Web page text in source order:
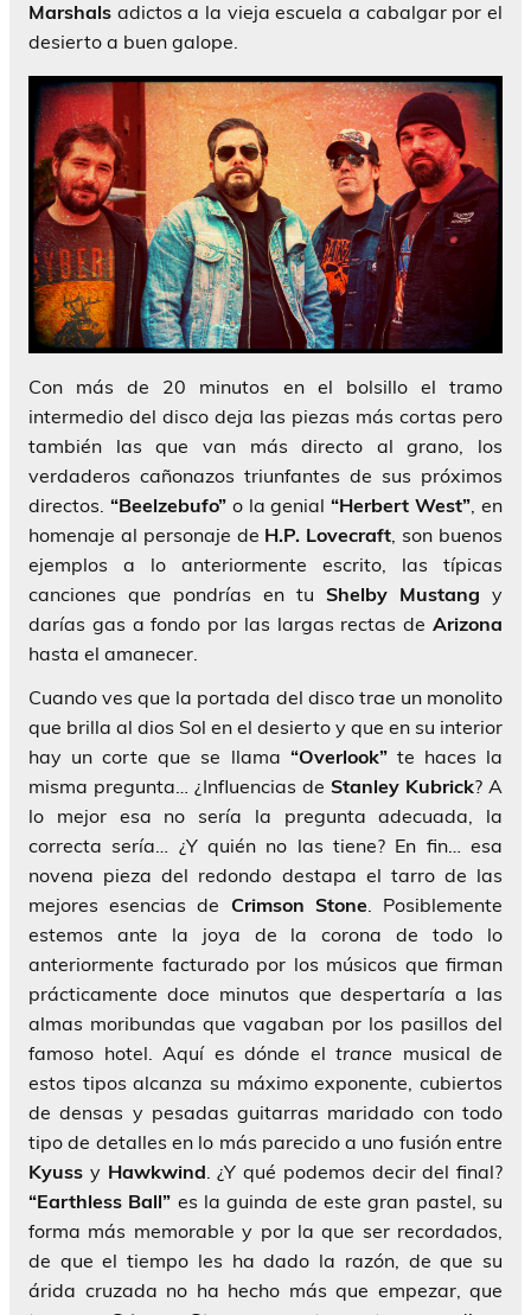
Marshals adictos a la vieja escuela a cabalgar por el
desierto a buen galope.
Con más de 20 minutos en el bolsillo el tramo
intermedio del disco deja las piezas más cortas pero
también las que van más directo al grano, los
verdaderos cañonazos triunfantes de sus próximos
directos. “Beelzebufo” o la genial“Herbert West”, en
homenaje al personaje de H.P. Lovecraft, son buenos
ejemplos a lo anteriormente escrito, las típicas
canciones que pondrías en tu Shelby Mustang y
darías gas a fondo por las largas rectas de Arizona
hasta el amanecer.
Cuando ves que la portada del disco trae un monolito
que brilla al dios Sol en el desierto y que en su interior
hay un corte que se llama “Overlook” te haces la
misma pregunta… ¿Influencias de Stanley Kubrick? A
lo mejor esa no sería la pregunta adecuada, la
correcta sería… ¿Y quién no las tiene? En fin… esa
novena pieza del redondo destapa el tarro de las
mejores esencias de Crimson Stone. Posiblemente
estemos ante la joya de la corona de todo lo
anteriormente facturado por los músicos que firman
prácticamente doce minutos que despertaría a las
almas moribundas que vagaban por los pasillos del
famoso hotel. Aquí es dónde el trance musical de
estos tipos alcanza su máximo exponente, cubiertos
de densas y pesadas guitarras maridado con todo
tipo de detalles en lo más parecido a uno fusión entre
Kyuss y Hawkwind. ¿Y qué podemos decir del final?
“Earthless Ball” es la guinda de este gran pastel, su
forma más memorable y por la que ser recordados,
de que el tiempo les ha dado la razón, de que su
árida cruzada no ha hecho más que empezar, que